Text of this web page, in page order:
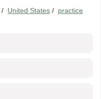
/ United States / practice